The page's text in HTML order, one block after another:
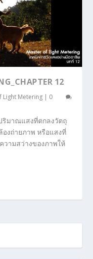
12
Light Metering | 0
ริมาณแสงที่ตกลงวัตถุ
งถ่ายภาพ หรือแสงที่
วามสว่างของภาพให้